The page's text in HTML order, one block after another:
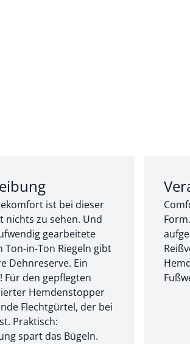
ist bei dieser
nichts zu sehen. Und
gearbeitete
Ton-in-Ton Riegeln gibt
Dehnreserve. Ein
Für den gepflegten
Hemdenstopper
Flechtgürtel, der bei
Praktisch:
spart das Bügeln.